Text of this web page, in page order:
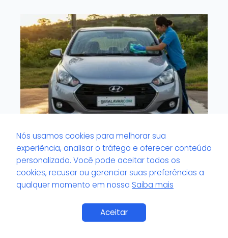
O que é vidro externo com marcas de
água?
Nós usamos cookies para melhorar sua
experiência, analisar o tráfego e oferecer conteúdo
personalizado. Você pode aceitar todos os
cookies, recusar ou gerenciar suas preferências a
qualquer momento em nossa Saiba mais
AceitarSaiba Mais